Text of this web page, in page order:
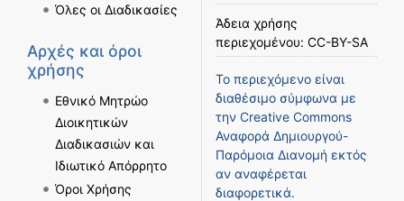
Όλες οι Διαδικασίες
Αρχές και όροι
χρήσης
Εθνικό Μητρώο
Διοικητικών
Διαδικασιών και
Ιδιωτικό Απόρρητο
Όροι Χρήσης
Άδεια χρήσης
περιεχομένου: CC-BY-SA
Το περιεχόμενο είναι
διαθέσιμο σύμφωνα με
την Creative Commons
Αναφορά Δημιουργού-
Παρόμοια Διανομή εκτός
αν αναφέρεται
διαφορετικά.